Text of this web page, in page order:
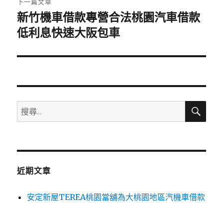
下
一
文
新竹機車借款專營合法桃園汽車借款
低利息快速大阪包車
搜
尋
鍵
搜
近期文章
安定新屋TEREA桃園當舖為大桃園地區汽機車借款